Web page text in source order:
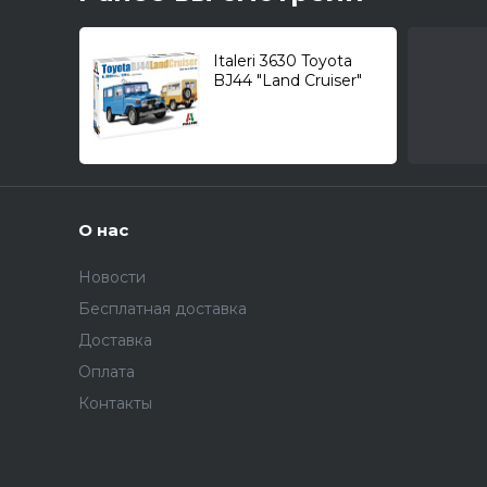
Italeri 3630 Toyota
BJ44 "Land Cruiser"
О нас
Новости
Бесплатная доставка
Доставка
Оплата
Контакты